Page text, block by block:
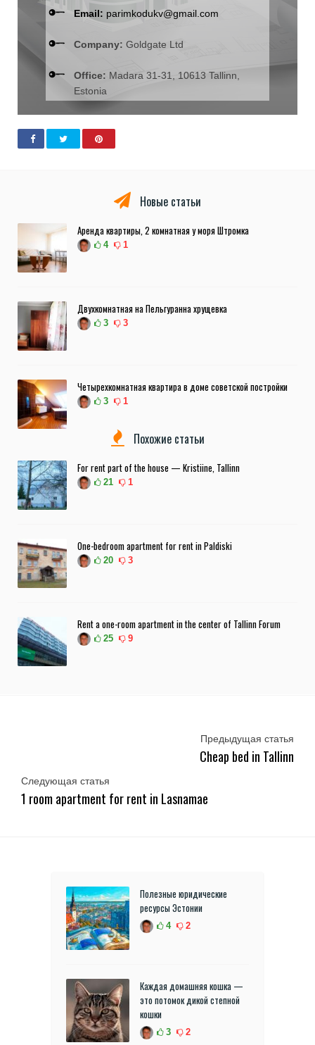
Email: parimkodukv@gmail.com
Company: Goldgate Ltd
Office: Madara 31-31, 10613 Tallinn,
Estonia
Новые статьи
Аренда квартиры, 2 комнатная у моря Штромка
4 1
Двухкомнатная на Пельгуранна хрущевка
3 3
Четырехкомнатная квартира в доме советской постройки
3 1
Похожие статьи
For rent part of the house — Kristiine, Tallinn
21 1
One-bedroom apartment for rent in Paldiski
20 3
Rent a one-room apartment in the center of Tallinn Forum
25 9
Предыдущая статья
Cheap bed in Tallinn
Следующая статья
1 room apartment for rent in Lasnamae
Полезные юридические
ресурсы Эстонии
4 2
Каждая домашняя кошка —
это потомок дикой степной
кошки
3 2